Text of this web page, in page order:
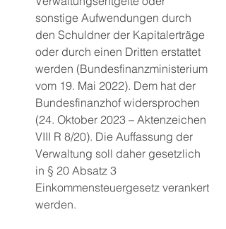
sonstige Aufwendungen durch
den Schuldner der Kapitalerträge
oder durch einen Dritten erstattet
werden (Bundesfinanzministerium
vom 19. Mai 2022). Dem hat der
Bundesfinanzhof widersprochen
(24. Oktober 2023 – Aktenzeichen
VIII R 8/20). Die Auffassung der
Verwaltung soll daher gesetzlich
in § 20 Absatz 3
Einkommensteuergesetz verankert
werden.